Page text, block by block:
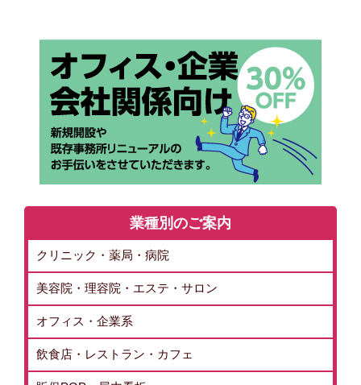
業種別のご案内
クリニック・薬局・病院
美容院・理容院・エステ・サロン
オフィス・企業系
飲食店・レストラン・カフェ